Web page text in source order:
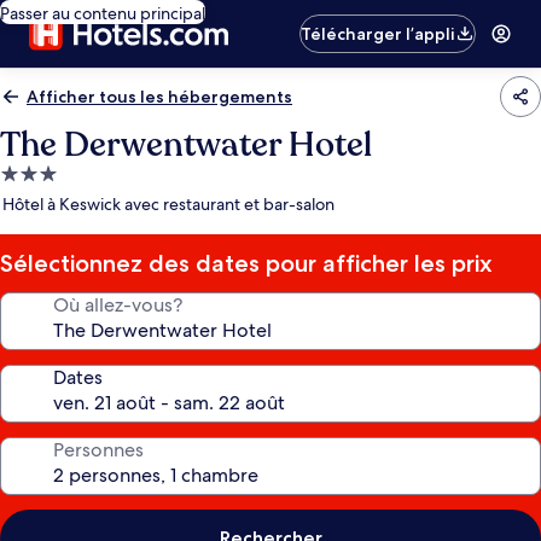
Passer au contenu principal
Télécharger l’appli
Afficher tous les hébergements
The Derwentwater Hotel
Hébergement
3.0 étoiles
Hôtel à Keswick avec restaurant et bar-salon
Sélectionnez des dates pour afficher les prix
Où allez-vous?
Dates
Personnes